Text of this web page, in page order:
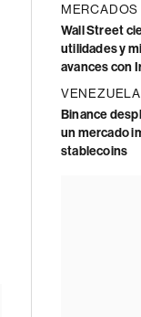
MERCADOS
Wall Street
utilidades y
avances con
VENEZUELA
Binance
un mercado
stablecoins